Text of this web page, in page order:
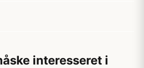
interesseret i